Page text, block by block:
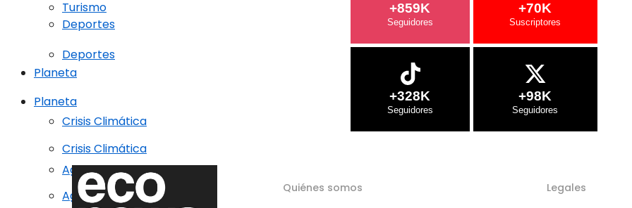
Deportes
Planeta
Crisis Climática
Agricultura regenerativa
Turismo
Deportes
Planeta
Crisis Climática
Agricultura regenerativa
+859K +70K
+328K +98K
Quiénes somos Legales